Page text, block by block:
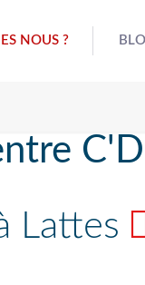
NOUS ?
Lattes